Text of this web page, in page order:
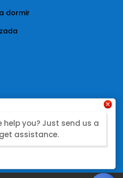
dormir
help you? Just send us a
assistance.